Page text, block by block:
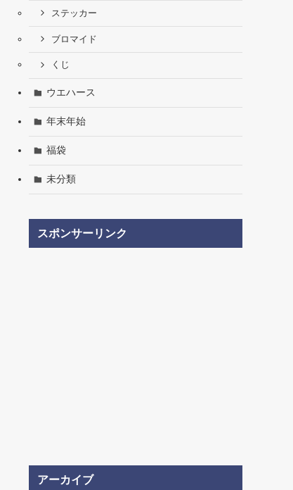
ステッカー
ブロマイド
くじ
ウエハース
年末年始
福袋
未分類
スポンサーリンク
アーカイブ